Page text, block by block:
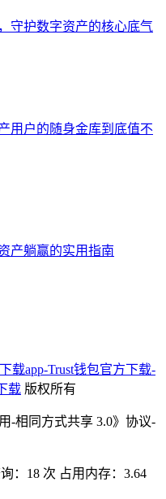
守护数字资产的核心底气
用户的随身金库到底值不
产躺赢的实用指南
载app-Trust钱包官方下载-
载 版权所有
-相同方式共享 3.0》协议-
：18 次 占用内存：3.64